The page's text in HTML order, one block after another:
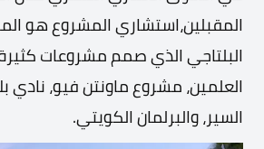
المقبلين،استشاري المشروع هو
البلتاجي الذي صمم مشروعات
العلمين، مشروع ماونتن فيو، نادي
السير، والبرلمان الكويتي.